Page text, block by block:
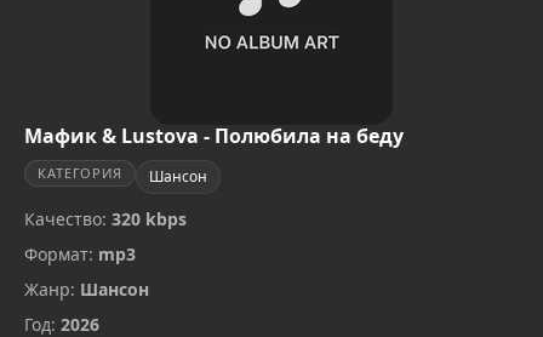
Мафик & Lustova - Полюбила на беду
КАТЕГОРИЯ Шансон
Качество: 320 kbps
Формат: mp3
Жанр: Шансон
Год: 2026